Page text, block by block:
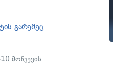
გარეშეც
მოწვევის